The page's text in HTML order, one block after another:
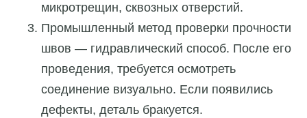
микротрещин, сквозных отверстий.
Промышленный метод проверки прочности
швов — гидравлический способ. После его
проведения, требуется осмотреть
соединение визуально. Если появились
дефекты, деталь бракуется.